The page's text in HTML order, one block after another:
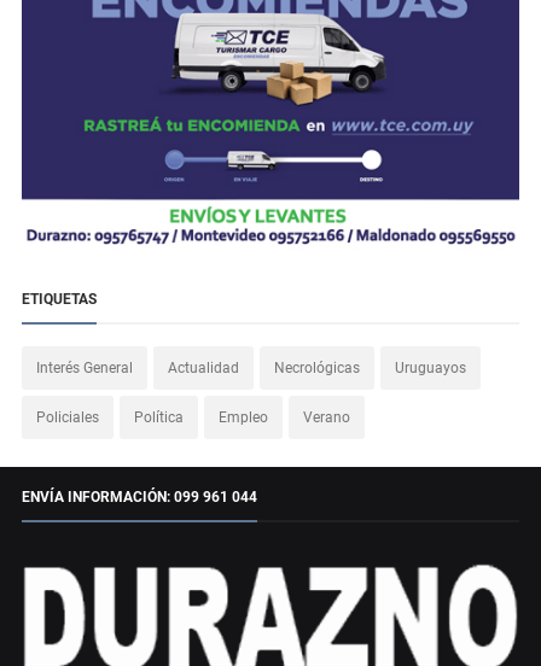
ETIQUETAS
Interés General Actualidad Necrológicas Uruguayos
Policiales Política Empleo Verano
ENVÍA INFORMACIÓN: 099 961 044